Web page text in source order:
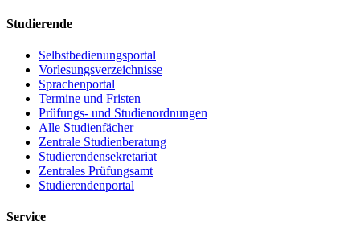
Studierende
Selbstbedienungsportal
Vorlesungsverzeichnisse
Sprachenportal
Termine und Fristen
Prüfungs- und Studienordnungen
Alle Studienfächer
Zentrale Studienberatung
Studierendensekretariat
Zentrales Prüfungsamt
Studierendenportal
Service